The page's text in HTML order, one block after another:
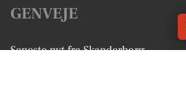
GENVEJE
Seneste nyt fra Skanderborg